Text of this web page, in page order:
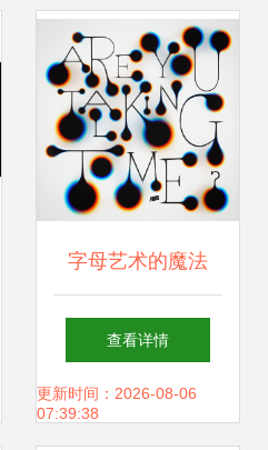
字母艺术的魔法
David Milan 创意
英文字体设计欣赏
查看详情
更新时间：2026-08-06
07:39:38